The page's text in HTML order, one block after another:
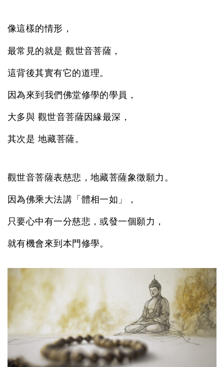
像這樣的情形，
最常見的就是 觀世音菩薩，
這背後其實有它的道理。
因為來到我們佛堂修學的學員，
大多與 觀世音菩薩因緣最深，
其次是 地藏菩薩。
觀世音菩薩表慈悲，地藏菩薩象徵願力。
因為佛乘大法講「體相一如」，
只要心中有一分慈悲，或發一個願力，
就有機會來到本門修學。